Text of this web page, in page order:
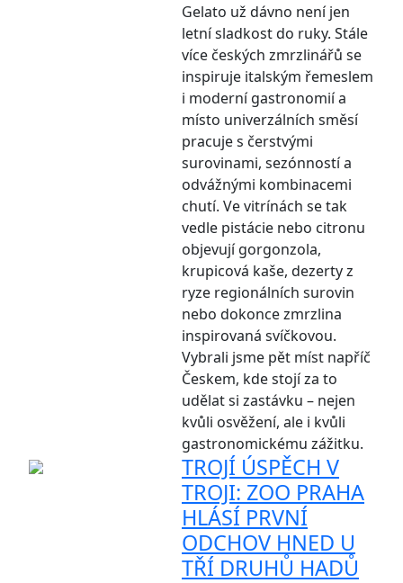
Gelato už dávno není jen
letní sladkost do ruky. Stále
více českých zmrzlinářů se
inspiruje italským řemeslem
i moderní gastronomií a
místo univerzálních směsí
pracuje s čerstvými
surovinami, sezónností a
odvážnými kombinacemi
chutí. Ve vitrínách se tak
vedle pistácie nebo citronu
objevují gorgonzola,
krupicová kaše, dezerty z
ryze regionálních surovin
nebo dokonce zmrzlina
inspirovaná svíčkovou.
Vybrali jsme pět míst napříč
Českem, kde stojí za to
udělat si zastávku – nejen
kvůli osvěžení, ale i kvůli
gastronomickému zážitku.
TROJÍ ÚSPĚCH V
TROJI: ZOO PRAHA
HLÁSÍ PRVNÍ
ODCHOV HNED U
TŘÍ DRUHŮ HADŮ